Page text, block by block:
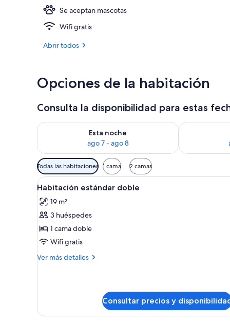
Se aceptan mascotas
Wifi gratis
Abrir todos
Opciones de la habitación
Consulta la disponibilidad para estas
Esta noche
ago 7 - ago 8
Consulta la disponibilidad para esta noche, ago 7 -
Consulta la
Filtros
disponibles
para
las
habitaciones
Todas las habitaciones 1 cama 2 camas
Abrir
todas
las
fotos
de
Habitación
estándar
Ropa de cama de alta calidad,
6
Habitación estándar doble
19 m²
3 huéspedes
1 cama doble
Wifi gratis
Ver más detalles
Más
Consultar precios y